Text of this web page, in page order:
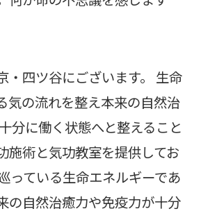
・四ツ谷にございます。 生命
気の流れを整え本来の自然治
分に働く状態へと整えること
施術と気功教室を提供してお
っている生命エネルギーであ
の自然治癒力や免疫力が十分